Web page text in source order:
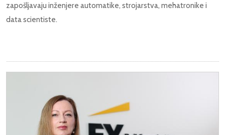
zapošljavaju inženjere automatike, strojarstva, mehatronike i
data scientiste.